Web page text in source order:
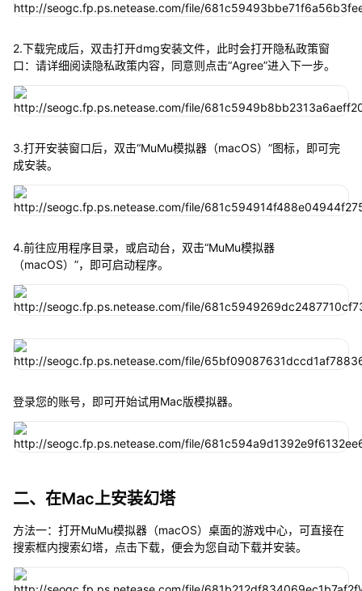
2.下载完成后，双击打开dmg安装文件，此时会打开隐私政策窗
口：请详细阅读隐私政策内容，同意则点击“Agree”进入下一步。
3.打开安装窗口后，双击“MuMu模拟器（macOS）”图标，即可完
成安装。
4.前往应用程序目录，或启动台，双击“MuMu模拟器
（macOS）”，即可启动程序。
登录您的账号，即可开始试用Mac版模拟器。
二、在Mac上安装幻塔
方法一：打开MuMu模拟器（macOS）桌面的游戏中心，可直接在
搜索框内搜索幻塔，点击下载，便会为您自动下载并安装。